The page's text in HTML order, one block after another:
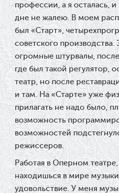
профессии, а я осталась,
дне не жалею. В моем
был «Старт»,
советского
огромные штурвалы,
где был такой регулятор,
театр, но после
и там. На «Старте» уже
прилагать не надо было,
возможность
возможностей
режиссеров.
Работая в Оперном
находишься в мире
удовольствие. У меня